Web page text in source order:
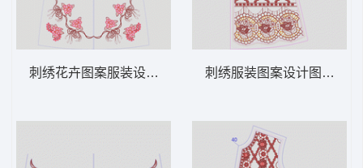
刺绣花卉图案服装设计图 领 衣边下摆 中东刺绣服装图案设计图 领 衣